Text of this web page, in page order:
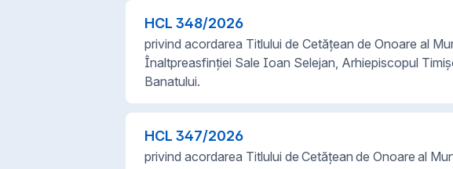
HCL 348/2026
privind acordarea Titlului de Cetățean de Onoare al
Înaltpreasfinţiei Sale Ioan Selejan, Arhiepiscopul
Banatului.
HCL 347/2026
privind acordarea Titlului de Cetățean de Onoare al